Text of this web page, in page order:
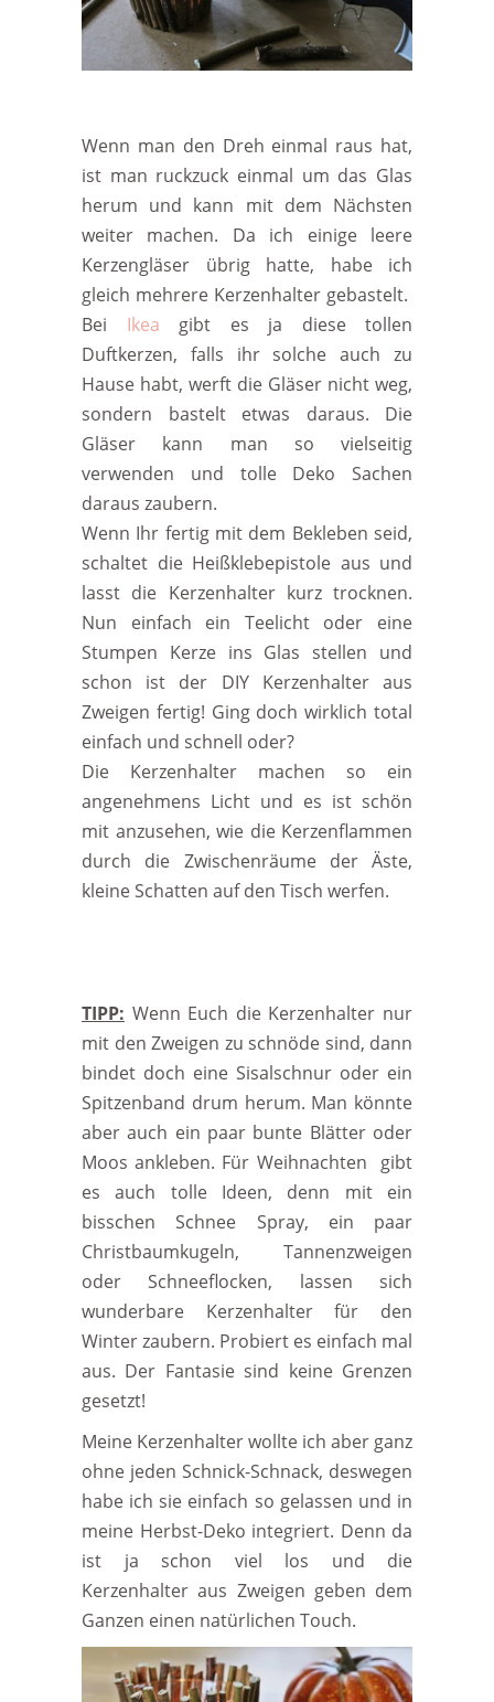
Wenn man den Dreh einmal raus hat,
ist man ruckzuck einmal um das Glas
herum und kann mit dem Nächsten
weiter machen. Da ich einige leere
Kerzengläser übrig hatte, habe ich
gleich mehrere Kerzenhalter gebastelt.
Bei Ikea gibt es ja diese tollen
Duftkerzen, falls ihr solche auch zu
Hause habt, werft die Gläser nicht weg,
sondern bastelt etwas daraus. Die
Gläser kann man so vielseitig
verwenden und tolle Deko Sachen
daraus zaubern.
Wenn Ihr fertig mit dem Bekleben seid,
schaltet die Heißklebepistole aus und
lasst die Kerzenhalter kurz trocknen.
Nun einfach ein Teelicht oder eine
Stumpen Kerze ins Glas stellen und
schon ist der DIY Kerzenhalter aus
Zweigen fertig! Ging doch wirklich total
einfach und schnell oder?
Die Kerzenhalter machen so ein
angenehmens Licht und es ist schön
mit anzusehen, wie die Kerzenflammen
durch die Zwischenräume der Äste,
kleine Schatten auf den Tisch werfen.
TIPP: Wenn Euch die Kerzenhalter nur
mit den Zweigen zu schnöde sind, dann
bindet doch eine Sisalschnur oder ein
Spitzenband drum herum. Man könnte
aber auch ein paar bunte Blätter oder
Moos ankleben. Für Weihnachten gibt
es auch tolle Ideen, denn mit ein
bisschen Schnee Spray, ein paar
Christbaumkugeln, Tannenzweigen
oder Schneeflocken, lassen sich
wunderbare Kerzenhalter für den
Winter zaubern. Probiert es einfach mal
aus. Der Fantasie sind keine Grenzen
gesetzt!
Meine Kerzenhalter wollte ich aber ganz
ohne jeden Schnick-Schnack, deswegen
habe ich sie einfach so gelassen und in
meine Herbst-Deko integriert. Denn da
ist ja schon viel los und die
Kerzenhalter aus Zweigen geben dem
Ganzen einen natürlichen Touch.